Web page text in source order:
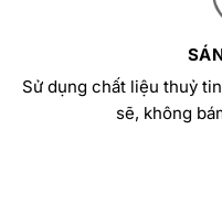
Sử dụng chất liệu thuỷ
sẽ, không